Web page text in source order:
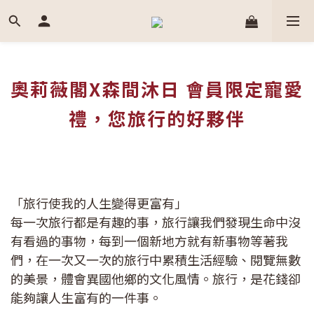
奧莉薇閣X森間沐日 會員限定寵愛
禮，您旅行的好夥伴
「旅行使我的人生變得更富有」
每一次旅行都是有趣的事，旅行讓我們發現生命中沒
有看過的事物，每到一個新地方就有新事物等著我
們，在一次又一次的旅行中累積生活經驗、閱覽無數
的美景，體會異國他鄉的文化風情。旅行，是花錢卻
能夠讓人生富有的一件事。